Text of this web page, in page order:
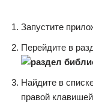
Запустите
Перейдите в
Найдите в
правой